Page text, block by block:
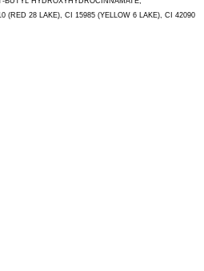
(RED 28 LAKE), CI 15985 (YELLOW 6 LAKE), CI 42090